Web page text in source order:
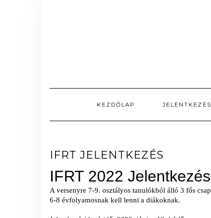
KEZDŐLAP JELENTKEZÉS
IFRT JELENTKEZÉS